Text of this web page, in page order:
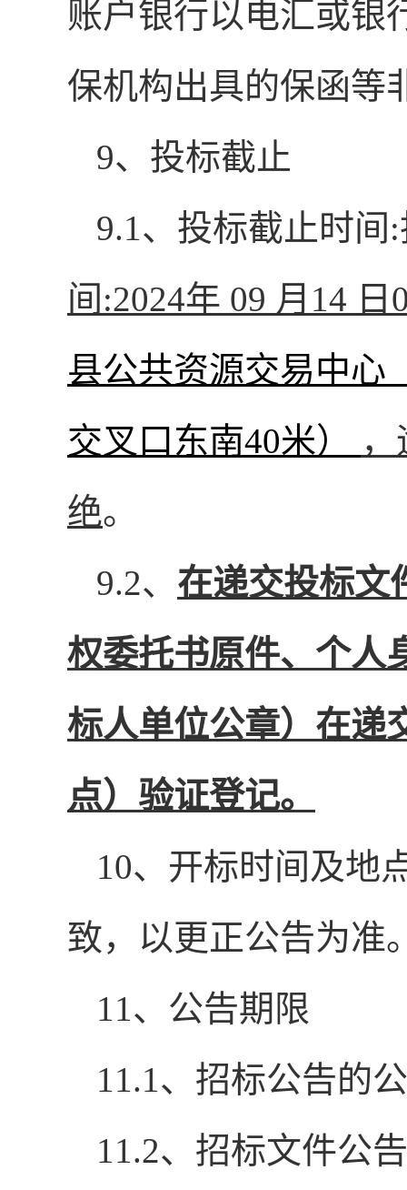
账户银行以电汇或银
保机构出具的保函等
9、投标截止
9.1、投标截止时间 :
间 :2024年 09 月 14 日
县公共资源交易中心
交叉口东南40米）
绝。
9.2、 在递交投标文
权委托书原件、个人
标人单位公章）在递
点）验证登记。
10、开标时间及地
致，以更正公告为准
11、公告期限
11.1、招标公告的
11.2、招标文件公